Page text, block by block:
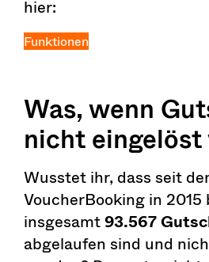
hier:
Funktionen
Was, wenn
nicht eingelöst
Wusstet ihr, dass seit
VoucherBooking in 2015
insgesamt93.567
abgelaufen sind und